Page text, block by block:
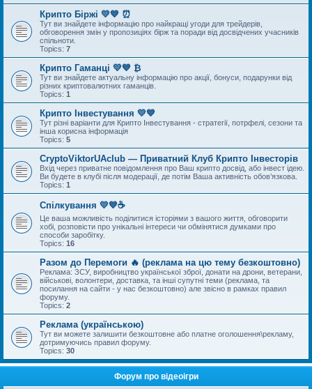
Крипто Біржі 💛💙 ⏰
Тут ви знайдете інформацію про найкращі угоди для трейдерів,
обговорення змін у пропозиціях бірж та поради від досвідчених учасників
спільноти.
Topics: 7
Крипто Гаманці 💛💙 ₿
Тут ви знайдете актуальну інформацію про акції, бонуси, подарунки від
різних криптовалютних гаманців.
Topics: 1
Крипто Інвестування 💛💙
Тут різні варіанти для Крипто Інвестування - стратегії, потрфелі, сезони та
інша корисна інформація
Topics: 5
CryptoViktorUAclub — Приватний Клуб Крипто Інвесторів
Вхід через приватне повідомлення про Ваш крипто досвід, або інвест ідею.
Ви будете в клубі після модерації, де потім Ваша активність обов’язкова.
Topics: 1
Спілкування 💛💙☕
Це ваша можливість поділитися історіями з вашого життя, обговорити
хобі, розповісти про унікальні інтереси чи обмінятися думками про
способи заробітку.
Topics: 16
Разом до Перемоги 🔥 (реклама на цю тему безкоштовно)
Реклама: ЗСУ, виробництво української зброї, донати на дрони, ветерани,
військові, волонтери, доставка, та інші супутні теми (реклама, та
посилання на сайти - у нас безкоштовно) але звісно в рамках правил
форуму.
Topics: 2
Реклама (українською)
Тут ви можете залишити безкоштовне або платне оголошення\рекламу,
дотримуючись правил форуму.
Topics: 30
Форум про відеоігри